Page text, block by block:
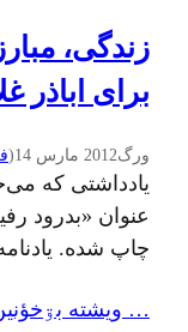
زندگی،
برای اباذر
ورگ2012 مارس 14 (
یادداشتی که
عنوان «بدرود
چاپ شده.
توزیع شد. به
… ويشته